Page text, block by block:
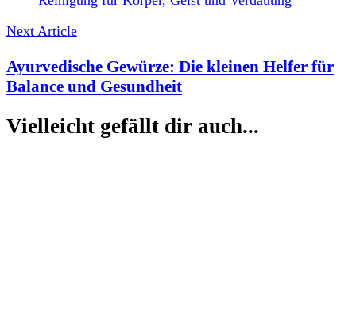
Next Article
Ayurvedische Gewürze: Die kleinen Helfer für
Balance und Gesundheit
Vielleicht gefällt dir auch...